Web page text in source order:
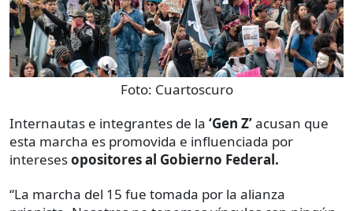
Foto: Cuartoscuro
Internautas e integrantes de la ‘Gen Z’acusan que
esta marcha es promovida e influenciada por
interesesopositores al Gobierno Federal.
“La marcha del 15 fue tomada por la alianza